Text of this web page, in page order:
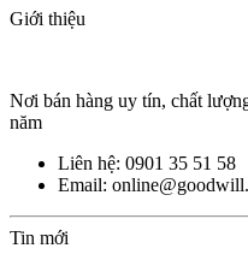
Giới thiệu
Nơi bán hàng uy tín, chất
năm
Liên hệ: 0901 35 51 58
Email:
Tin mới